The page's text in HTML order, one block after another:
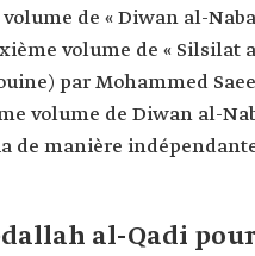
de « Diwan al-
volume de « Silsilat
par Mohammed
volume de Diwan al-
de manière
al-Qadi